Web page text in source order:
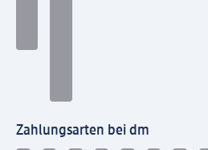
Zahlungsarten bei dm